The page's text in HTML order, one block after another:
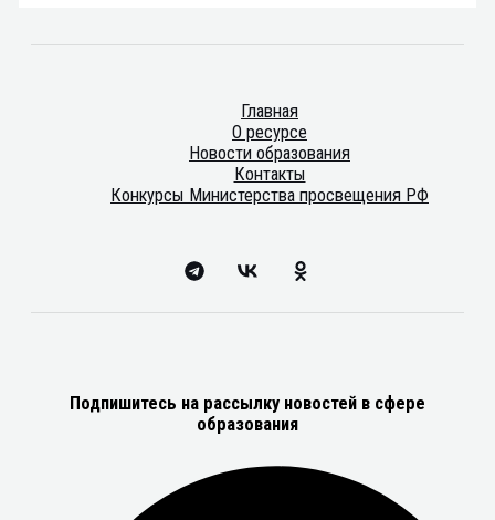
Главная
О ресурсе
Новости образования
Контакты
Конкурсы Министерства просвещения РФ
Подпишитесь на рассылку новостей в сфере
образования